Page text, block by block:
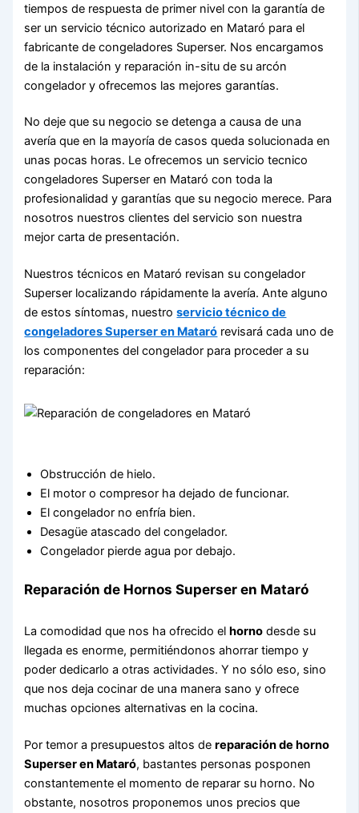
tiempos de respuesta de primer nivel con la garantía de
ser un servicio técnico autorizado en Mataró para el
fabricante de congeladores Superser. Nos encargamos
de la instalación y reparación in-situ de su arcón
congelador y ofrecemos las mejores garantías.
No deje que su negocio se detenga a causa de una
avería que en la mayoría de casos queda solucionada en
unas pocas horas. Le ofrecemos un servicio tecnico
congeladores Superser en Mataró con toda la
profesionalidad y garantías que su negocio merece. Para
nosotros nuestros clientes del servicio son nuestra
mejor carta de presentación.
Nuestros técnicos en Mataró revisan su congelador
Superser localizando rápidamente la avería. Ante alguno
de estos síntomas, nuestroservicio técnico de
congeladores Superser en Mataró revisará cada uno de
los componentes del congelador para proceder a su
reparación:
Obstrucción de hielo.
El motor o compresor ha dejado de funcionar.
El congelador no enfría bien.
Desagüe atascado del congelador.
Congelador pierde agua por debajo.
Reparación de Hornos Superser en Mataró
La comodidad que nos ha ofrecido elhorno desde su
llegada es enorme, permitiéndonos ahorrar tiempo y
poder dedicarlo a otras actividades. Y no sólo eso, sino
que nos deja cocinar de una manera sano y ofrece
muchas opciones alternativas en la cocina.
Por temor a presupuestos altos dereparación de horno
Superser en Mataró, bastantes personas posponen
constantemente el momento de reparar su horno. No
obstante, nosotros proponemos unos precios que